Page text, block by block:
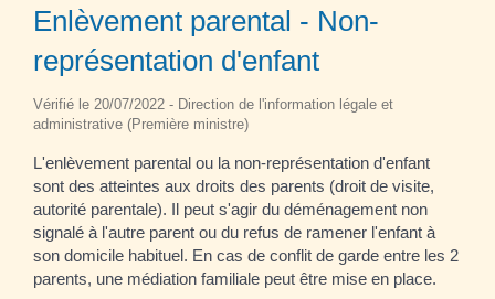
Enlèvement parental - Non-
représentation d'enfant
Vérifié le 20/07/2022 - Direction de l'information légale et
administrative (Première ministre)
L'enlèvement parental ou la non-représentation d'enfant
sont des atteintes aux droits des parents (droit de visite,
autorité parentale). Il peut s'agir du déménagement non
signalé à l'autre parent ou du refus de ramener l'enfant à
son domicile habituel. En cas de conflit de garde entre les 2
parents, une médiation familiale peut être mise en place.